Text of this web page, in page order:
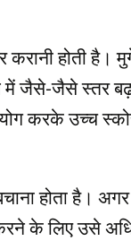
होती है।
में जैसे-जैसे स्तर
करके उच्च
होता है। अगर
करने के लिए उसे